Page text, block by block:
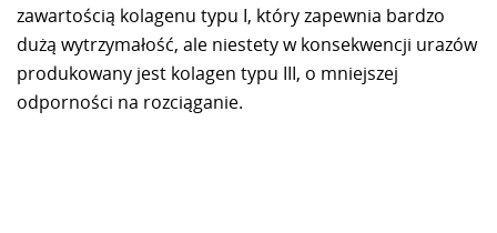
zawartością kolagenu typu I, który zapewnia bardzo
dużą wytrzymałość, ale niestety w konsekwencji urazów
produkowany jest kolagen typu III, o mniejszej
odporności na rozciąganie.